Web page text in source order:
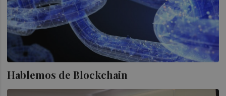
Hablemos de Blockchain